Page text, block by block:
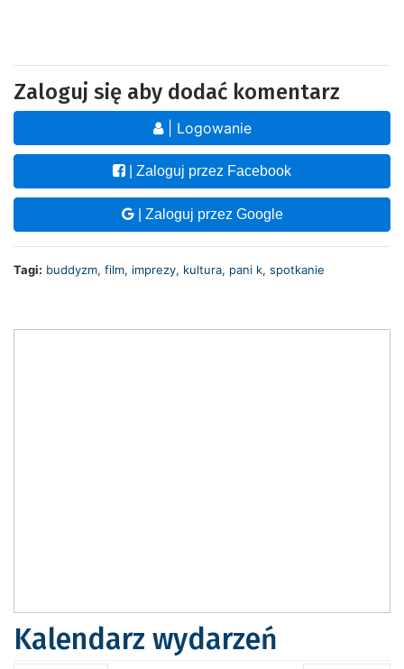
Zaloguj się aby dodać komentarz
| Logowanie
| Zaloguj przez Facebook
| Zaloguj przez Google
Tagi: buddyzm, film, imprezy, kultura, pani k, spotkanie
Kalendarz wydarzeń